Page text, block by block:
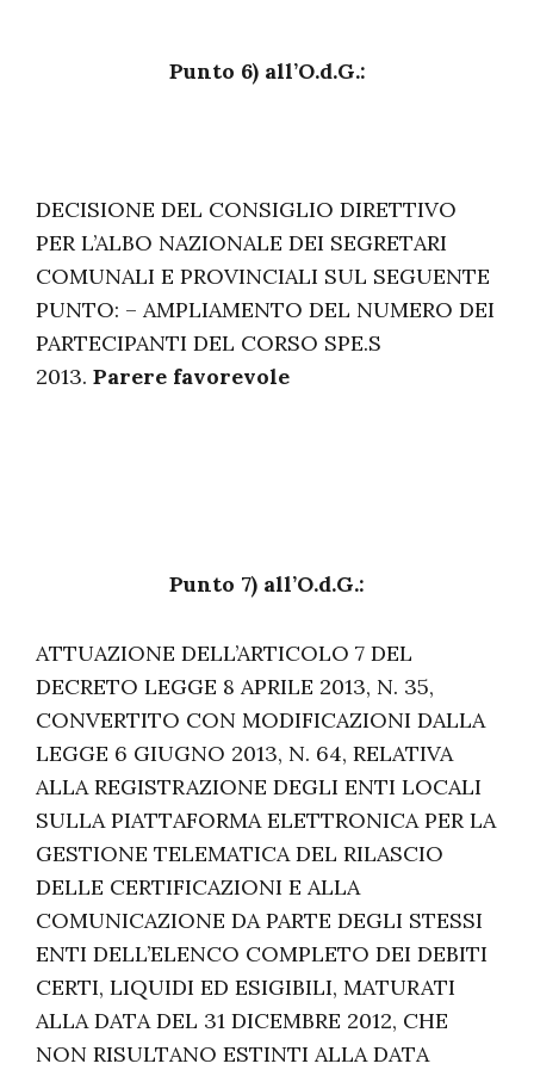
Punto 6) all’O.d.G.:
DECISIONE DEL CONSIGLIO DIRETTIVO
PER L’ALBO NAZIONALE DEI SEGRETARI
COMUNALI E PROVINCIALI SUL SEGUENTE
PUNTO: – AMPLIAMENTO DEL NUMERO DEI
PARTECIPANTI DEL CORSO SPE.S
2013. Parere favorevole
Punto 7) all’O.d.G.:
ATTUAZIONE DELL’ARTICOLO 7 DEL
DECRETO LEGGE 8 APRILE 2013, N. 35,
CONVERTITO CON MODIFICAZIONI DALLA
LEGGE 6 GIUGNO 2013, N. 64, RELATIVA
ALLA REGISTRAZIONE DEGLI ENTI LOCALI
SULLA PIATTAFORMA ELETTRONICA PER LA
GESTIONE TELEMATICA DEL RILASCIO
DELLE CERTIFICAZIONI E ALLA
COMUNICAZIONE DA PARTE DEGLI STESSI
ENTI DELL’ELENCO COMPLETO DEI DEBITI
CERTI, LIQUIDI ED ESIGIBILI, MATURATI
ALLA DATA DEL 31 DICEMBRE 2012, CHE
NON RISULTANO ESTINTI ALLA DATA